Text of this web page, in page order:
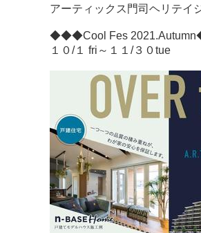
アーティックス門司ヘリテイ
◆◆◆Cool Fes
１０/１ fri～１１/３０tue